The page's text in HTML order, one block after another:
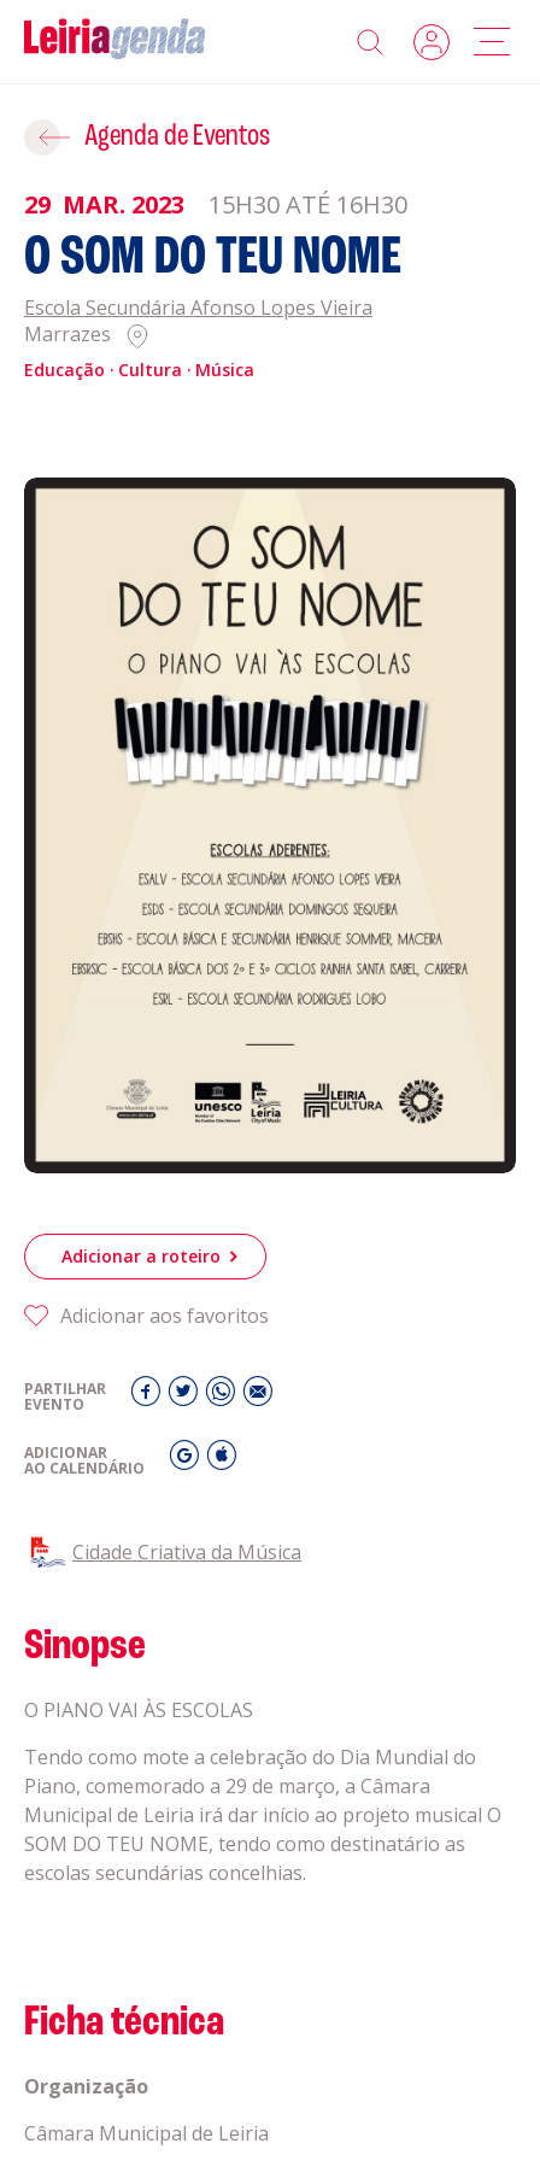
Agenda
Sobre a Leiriagenda
Promotores
Clubes Desportivos
Política de Privacidade
Política de Cookies
Acompanhe a Leiria Agenda
Agenda de Eventos
29 MAR. 2023 15H30 ATÉ 16H30
O SOM DO TEU NOME
Escola Secundária Afonso Lopes Vieira
Marrazes
Educação Cultura Música
Adicionar a roteiro
Adicionar aos favoritos
PARTILHAR
EVENTO
ADICIONAR
AO CALENDÁRIO
Cidade Criativa da Música
Sinopse
O PIANO VAI ÀS ESCOLAS
Tendo como mote a celebração do Dia Mundial do
Piano, comemorado a 29 de março, a Câmara
Municipal de Leiria irá dar início ao projeto musical O
SOM DO TEU NOME, tendo como destinatário as
escolas secundárias concelhias.
Ficha técnica
Organização
Câmara Municipal de Leiria
Adicionar ao Roteiro
ROTEIROS EXISTENTES
CRIAR NOVO